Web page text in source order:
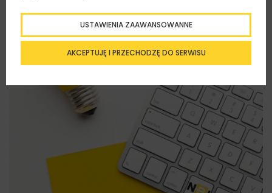
AKCEPTUJĘ I PRZECHODZĘ DO SERWISU
USTAWIENIA ZAAWANSOWANNE